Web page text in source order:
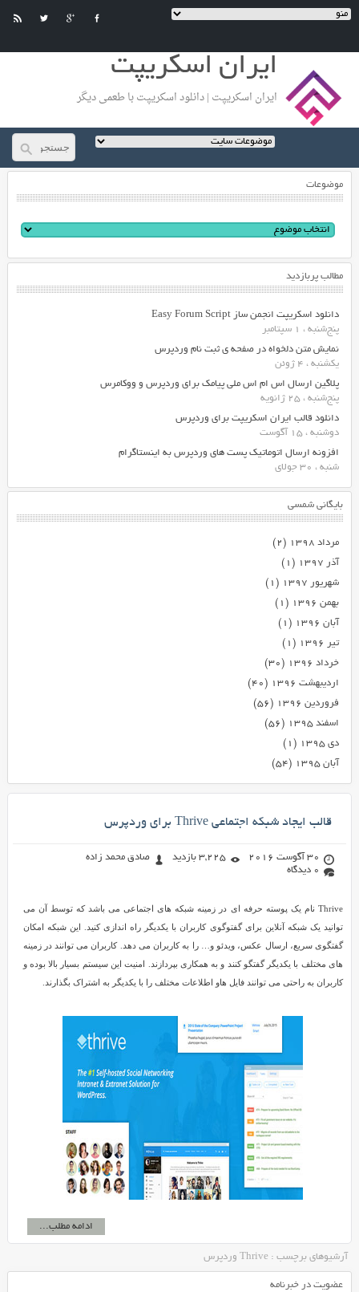
ایران اسکریپت
ایران اسکریپت | دانلود اسکریپت با طعمی دیگر
موضوعات
مطالب پربازدید
دانلود اسکریپت انجمن ساز Easy Forum Script
پنج‌شنبه ، 1 سپتامبر
نمایش متن دلخواه در صفحه ی ثبت نام وردپرس
یکشنبه ، 4 ژوئن
پلاگین ارسال اس ام اس ملی پیامک برای وردپرس و ووکامرس
پنج‌شنبه ، 25 ژانویه
دانلود قالب ایران اسکریپت برای وردپرس
دوشنبه ، 15 آگوست
افزونه ارسال اتوماتیک پست های وردپرس به اینستاگرام
شنبه ، 30 جولای
بایگانی شمسی
مرداد ۱۳۹۸
(۲)
آذر ۱۳۹۷
(۱)
شهریور ۱۳۹۷
(۱)
بهمن ۱۳۹۶
(۱)
آبان ۱۳۹۶
(۱)
تیر ۱۳۹۶
(۱)
خرداد ۱۳۹۶
(۳۰)
اردیبهشت ۱۳۹۶
(۴۰)
فروردین ۱۳۹۶
(۵۶)
اسفند ۱۳۹۵
(۵۶)
دی ۱۳۹۵
(۱)
آبان ۱۳۹۵
(۵۴)
قالب ایجاد شبکه اجتماعی Thrive برای وردپرس
30 آگوست 2016 3,225 بازدید
صادق محمد زاده
0 دیدگاه
Thrive نام یک پوسته حرفه ای در زمینه شبکه های اجتماعی می باشد که توسط آن می
توانید یک شبکه آنلاین برای گفتوگوی کاربران با یکدیگر راه اندازی کنید. این شبکه امکان
گفتگوی سریع، ارسال عکس، ویدئو و… را به کاربران می دهد. کاربران می توانند در زمینه
های مختلف با یکدیگر گفتگو کنند و به همکاری بپردازند. امنیت این سیستم بسیار بالا بوده و
کاربران به راحتی می توانند فایل هاو اطلاعات مختلف را با یکدیگر به اشتراک بگذارند.
ادامه مطلب...
آرشیوهای برچسب : Thrive وردپرس
عضویت در خبرنامه